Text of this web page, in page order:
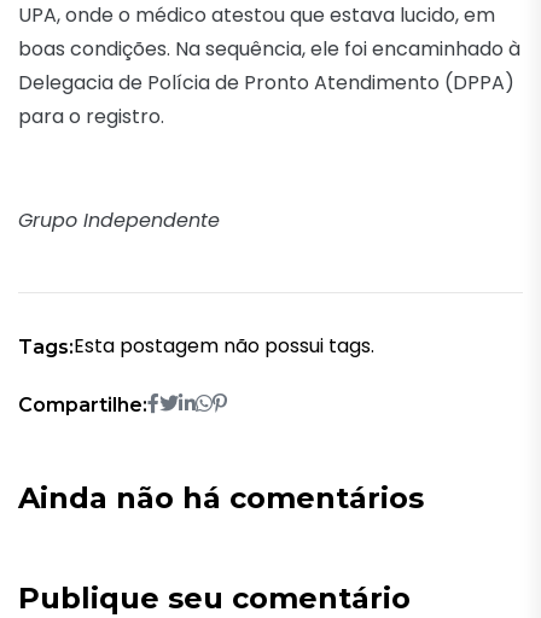
UPA, onde o médico atestou que estava lucido, em
boas condições. Na sequência, ele foi encaminhado à
Delegacia de Polícia de Pronto Atendimento (DPPA)
para o registro.
Grupo Independente
Tags:Esta postagem não possui tags.
Compartilhe:
Ainda não há comentários
Publique seu comentário